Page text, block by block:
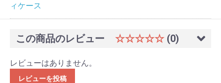
ィケース
この商品のレビュー ☆☆☆☆☆ (0)
レビューはありません。
レビューを投稿